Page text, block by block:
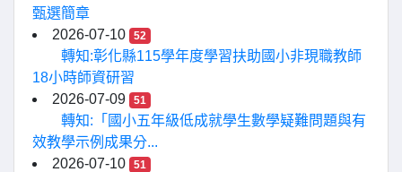
甄選簡章
2026-07-10
52
轉知:彰化縣115學年度學習扶助國小非現職教師
18小時師資研習
2026-07-09
51
轉知:「國小五年級低成就學生數學疑難問題與有
效教學示例成果分...
2026-07-10
51